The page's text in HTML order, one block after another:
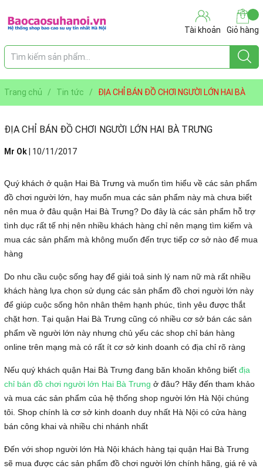
Tài khoản Giỏ hàng
Trang chủ / Tin tức /
ĐỊA CHỈ BÁN ĐỒ CHƠI NGƯỜI LỚN HAI BÀ
TRƯNG
ĐỊA CHỈ BÁN ĐỒ CHƠI NGƯỜI LỚN HAI BÀ TRƯNG
Mr Ok 10/11/2017
Quý khách ở quận Hai Bà Trưng và muốn tìm hiểu về các sản phẩm
đồ chơi người lớn, hay muốn mua các sản phẩm này mà chưa biết
nên mua ở đâu quận Hai Bà Trưng? Do đây là các sản phẩm hỗ trợ
tình dục rất tế nhị nên nhiều khách hàng chỉ nên mạng tìm kiếm và
mua các sản phẩm mà không muốn đến trực tiếp cơ sở nào để mua
hàng
Do nhu cầu cuộc sống hay để giải toả sinh lý nam nữ mà rất nhiều
khách hàng lựa chọn sử dụng các sản phẩm đồ chơi người lớn này
để giúp cuộc sống hôn nhân thêm hạnh phúc, tình yêu được thắt
chặt hơn. Tại quận Hai Bà Trưng cũng có nhiều cơ sở bán các sản
phẩm về người lớn này nhưng chủ yếu các shop chỉ bán hàng
online trên mạng mà có rất ít cơ sở kinh doanh có địa chỉ rõ ràng
Nếu quý khách quận Hai Bà Trưng đang băn khoăn không biết địa
chỉ bán đồ chơi người lớn Hai Bà Trưng ở đâu? Hãy đến tham khảo
và mua các sản phẩm của hệ thống shop người lớn Hà Nội chúng
tôi. Shop chính là cơ sở kinh doanh duy nhất Hà Nội có cửa hàng
bán công khai và nhiều chi nhánh nhất
Đến với shop người lớn Hà Nội khách hàng tại quận Hai Bà Trưng
sẽ mua được các sản phẩm đồ chơi người lớn chính hãng, giá rẻ và